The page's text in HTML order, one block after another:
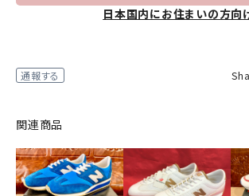
日本国内にお住まいの方向
通報する
関連商品